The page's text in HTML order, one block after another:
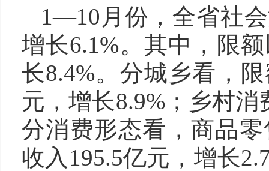
1—10月份，全省社
增长6.1%。其中，限
长8.4%。分城乡看，
元，增长8.9%；乡村
分消费形态看，商品零
收入195.5亿元，增长